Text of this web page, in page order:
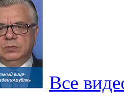
Все